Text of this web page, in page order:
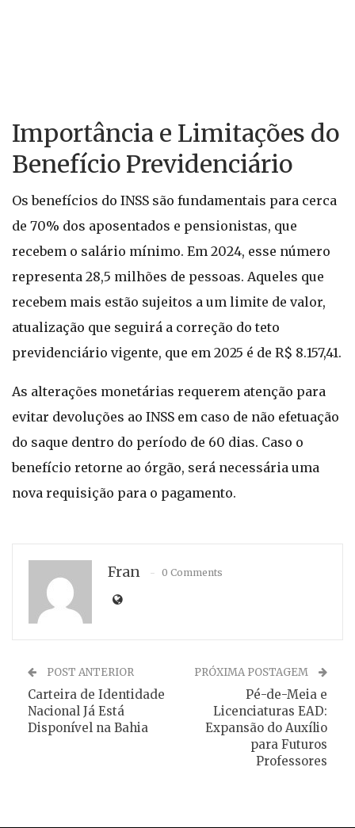
Importância e Limitações do
Benefício Previdenciário
Os benefícios do INSS são fundamentais para cerca
de 70% dos aposentados e pensionistas, que
recebem o salário mínimo. Em 2024, esse número
representa 28,5 milhões de pessoas. Aqueles que
recebem mais estão sujeitos a um limite de valor,
atualização que seguirá a correção do teto
previdenciário vigente, que em 2025 é de R$ 8.157,41.
As alterações monetárias requerem atenção para
evitar devoluções ao INSS em caso de não efetuação
do saque dentro do período de 60 dias. Caso o
benefício retorne ao órgão, será necessária uma
nova requisição para o pagamento.
Fran 0 Comments
POST ANTERIOR
Carteira de Identidade
Nacional Já Está
Disponível na Bahia
PRÓXIMA POSTAGEM
Pé-de-Meia e
Licenciaturas EAD:
Expansão do Auxílio
para Futuros
Professores